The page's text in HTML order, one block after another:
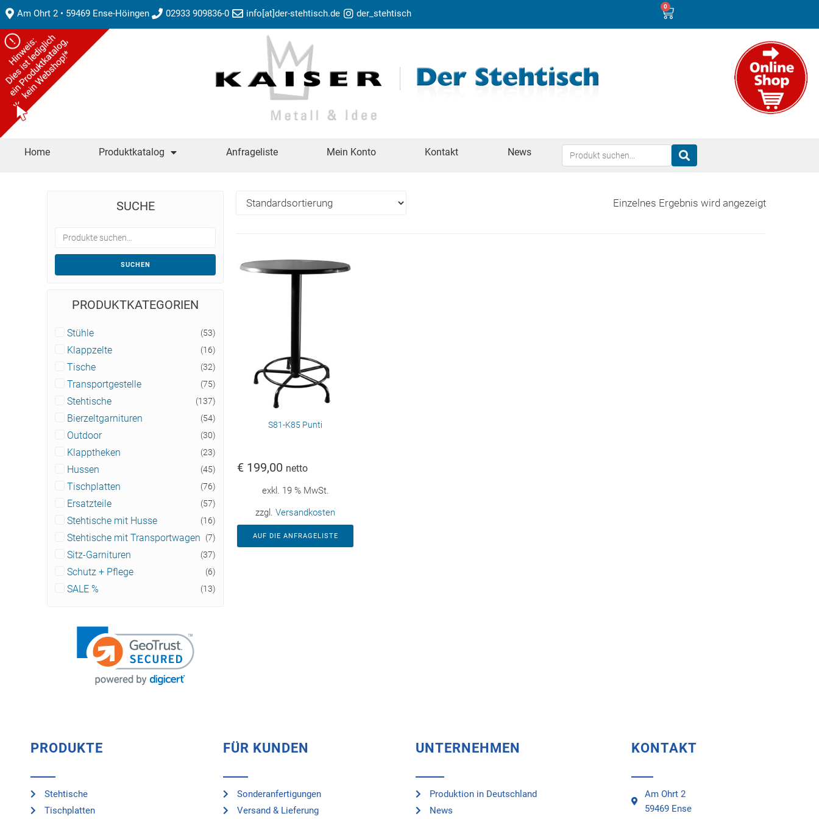
Am Ohrt 2 • 59469 Ense-Höingen 02933 909836-0 info[at]der-stehtisch.de der_stehtisch
0
Home Produktkatalog Anfrageliste Mein Konto Kontakt News
Einzelnes Ergebnis wird angezeigt
S81-K85 Punti
€ 199,00 netto
exkl. 19 % MwSt.
zzgl. Versandkosten
AUF DIE ANFRAGELISTE
SUCHE
SUCHEN
PRODUKTKATEGORIEN
Stühle (53)
Klappzelte (16)
Tische (32)
Transportgestelle (75)
Stehtische (137)
Bierzeltgarnituren (54)
Outdoor (30)
Klapptheken (23)
Hussen (45)
Tischplatten (76)
Ersatzteile (57)
Stehtische mit Husse (16)
Stehtische mit Transportwagen (7)
Sitz-Garnituren (37)
Schutz + Pflege (6)
SALE % (13)
PRODUKTE
Stehtische
Tischplatten
FÜR KUNDEN
Sonderanfertigungen
Versand & Lieferung
UNTERNEHMEN
Produktion in Deutschland
News
KONTAKT
Am Ohrt 2
59469 Ense